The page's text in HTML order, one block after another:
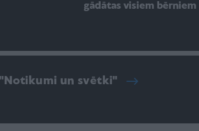
gādātas visiem bērniem
un svētki"